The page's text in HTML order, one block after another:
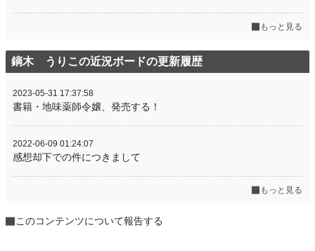
もっと見る
鏑木 うりこの近況ボードの更新履歴
2023-05-31 17:37:58
書籍・地味薬師令嬢、発売する！
2022-06-09 01:24:07
感想却下での件につきまして
もっと見る
このコンテンツについて報告する